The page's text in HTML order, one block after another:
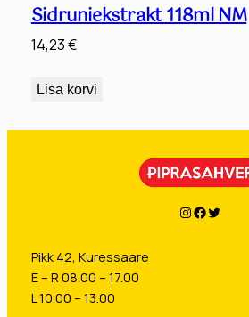
Sidruniekstrakt 118ml NM
14,23€
Lisa korvi
Instagram
Facebook
Twitter
Pikk 42, Kuressaare
E – R 08.00 – 17.00
L 10.00 – 13.00